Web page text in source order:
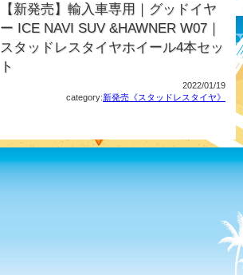
【新発売】輸入車専用｜グッドイヤ
ー ICE NAVI SUV &HAWNER W07｜
スタッドレスタイヤホイール4本セッ
ト
2022/01/19
category:新発売《スタッドレスタイヤ》